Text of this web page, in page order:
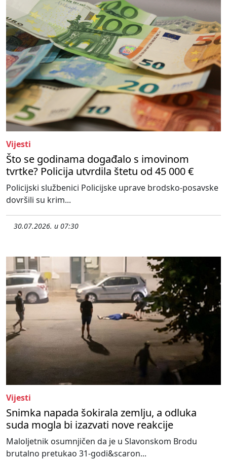
Vijesti
Što se godinama događalo s imovinom
tvrtke? Policija utvrdila štetu od 45 000 €
Policijski službenici Policijske uprave brodsko-posavske
dovršili su krim...
30.07.2026. u 07:30
Vijesti
Snimka napada šokirala zemlju, a odluka
suda mogla bi izazvati nove reakcije
Maloljetnik osumnjičen da je u Slavonskom Brodu
brutalno pretukao 31-godi&scaron...